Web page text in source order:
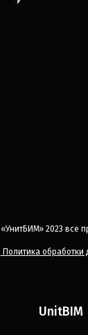
2023 все
Политика обработки
UnitBIM